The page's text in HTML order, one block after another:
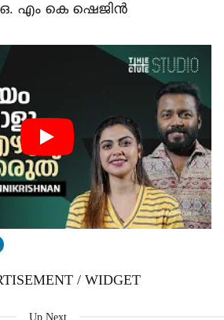
എം കെ ഷെജിന്‍
/ WIDGET
Up Next